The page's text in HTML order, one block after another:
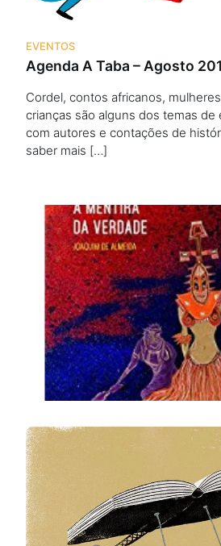
Taba na Escola
EVENTOS
Agenda A Taba – Agosto
Cordel, contos africanos,
crianças são alguns dos temas
com autores e contações de
saber mais […]